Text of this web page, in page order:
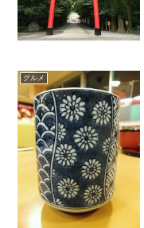
グルメ